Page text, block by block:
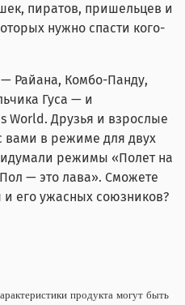
пиратов, пришельцев и
нужно спасти кого-
Райана, Комбо-Панду,
Гуса — и
World. Друзья и взрослые
вами в режиме для двух
режимы «Полет на
— это лава». Сможете
его ужасных союзников?
продукта могут быть